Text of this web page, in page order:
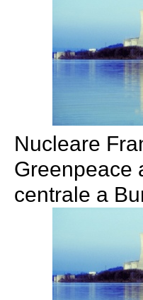
Nucleare
Greenpeace
centrale a